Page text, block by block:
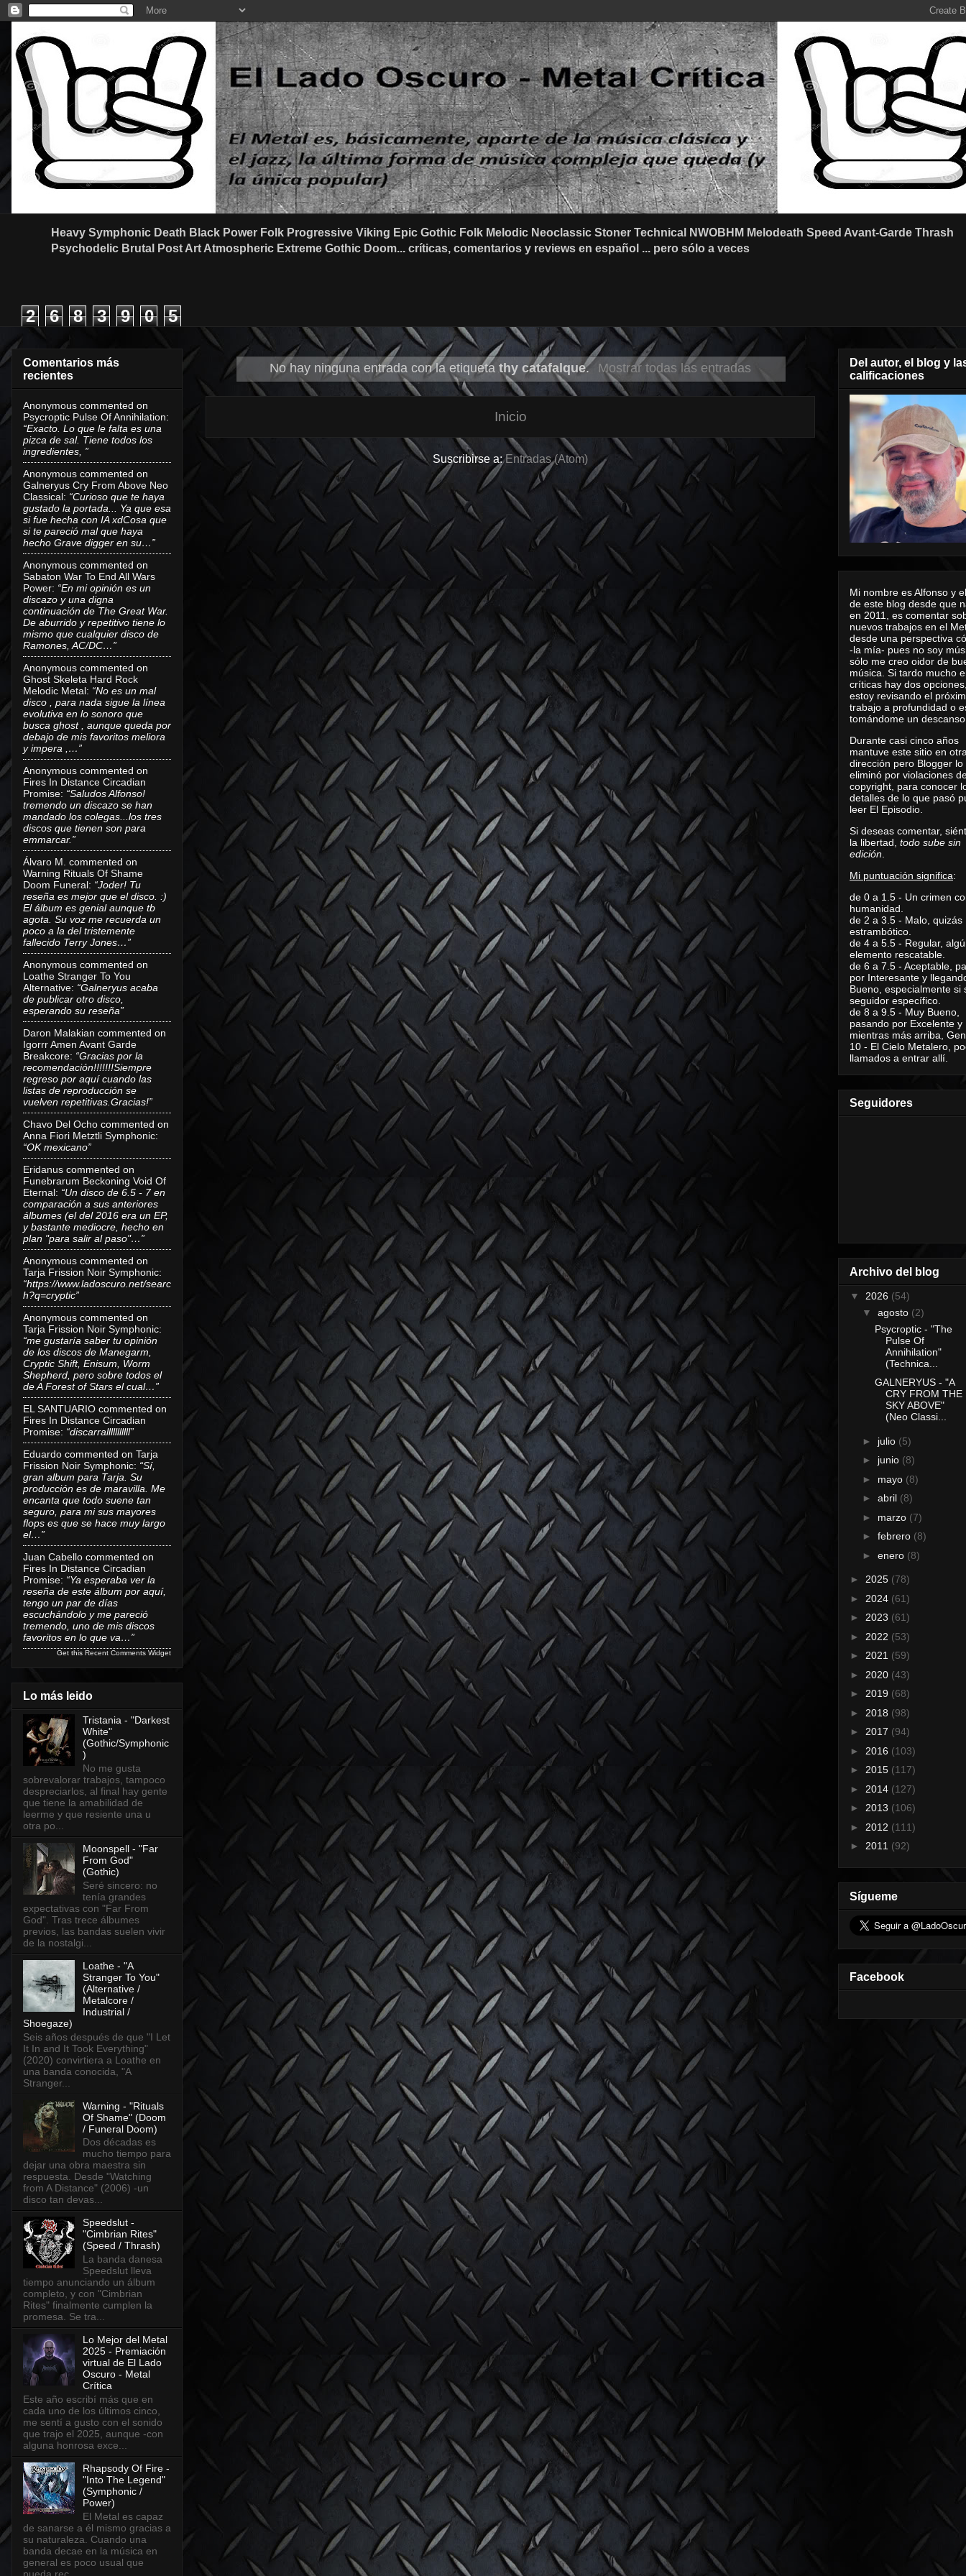
Heavy Symphonic Death Black Power Folk Progressive Viking Epic Gothic Folk Melodic Neoclassic Stoner Technical NWOBHM Melodeath Speed Avant-Garde Thrash
Psychodelic Brutal Post Art Atmospheric Extreme Gothic Doom... críticas, comentarios y reviews en español ... pero sólo a veces
2 6 8 3 9 0 5
No hay ninguna entrada con la etiqueta thy catafalque. Mostrar todas las entradas
Inicio
Suscribirse a:Entradas (Atom)
Comentarios más
recientes
Anonymous commented on
Psycroptic Pulse Of Annihilation:
“Exacto. Lo que le falta es una
pizca de sal. Tiene todos los
ingredientes, ”
Anonymous commented on
Galneryus Cry From Above Neo
Classical: “Curioso que te haya
gustado la portada... Ya que esa
si fue hecha con IA xdCosa que
si te pareció mal que haya
hecho Grave digger en su…”
Anonymous commented on
Sabaton War To End All Wars
Power: “En mi opinión es un
discazo y una digna
continuación de The Great War.
De aburrido y repetitivo tiene lo
mismo que cualquier disco de
Ramones, AC/DC…”
Anonymous commented on
Ghost Skeleta Hard Rock
Melodic Metal: “No es un mal
disco , para nada sigue la línea
evolutiva en lo sonoro que
busca ghost , aunque queda por
debajo de mis favoritos meliora
y impera ,…”
Anonymous commented on
Fires In Distance Circadian
Promise: “Saludos Alfonso!
tremendo un discazo se han
mandado los colegas...los tres
discos que tienen son para
emmarcar.”
Álvaro M. commented on
Warning Rituals Of Shame
Doom Funeral: “Joder! Tu
reseña es mejor que el disco. :)
El álbum es genial aunque tb
agota. Su voz me recuerda un
poco a la del tristemente
fallecido Terry Jones…”
Anonymous commented on
Loathe Stranger To You
Alternative: “Galneryus acaba
de publicar otro disco,
esperando su reseña”
Daron Malakian commented on
Igorrr Amen Avant Garde
Breakcore: “Gracias por la
recomendación!!!!!!!Siempre
regreso por aquí cuando las
listas de reproducción se
vuelven repetitivas.Gracias!”
Chavo Del Ocho commented on
Anna Fiori Metztli Symphonic:
“OK mexicano”
Eridanus commented on
Funebrarum Beckoning Void Of
Eternal: “Un disco de 6.5 - 7 en
comparación a sus anteriores
álbumes (el del 2016 era un EP,
y bastante mediocre, hecho en
plan "para salir al paso"…”
Anonymous commented on
Tarja Frission Noir Symphonic:
“https://www.ladoscuro.net/searc
h?q=cryptic”
Anonymous commented on
Tarja Frission Noir Symphonic:
“me gustaría saber tu opinión
de los discos de Manegarm,
Cryptic Shift, Enisum, Worm
Shepherd, pero sobre todos el
de A Forest of Stars el cual…”
EL SANTUARIO commented on
Fires In Distance Circadian
Promise: “discarralllllllllll”
Eduardo commented on Tarja
Frission Noir Symphonic: “Sí,
gran album para Tarja. Su
producción es de maravilla. Me
encanta que todo suene tan
seguro, para mi sus mayores
flops es que se hace muy largo
el…”
Juan Cabello commented on
Fires In Distance Circadian
Promise: “Ya esperaba ver la
reseña de este álbum por aquí,
tengo un par de días
escuchándolo y me pareció
tremendo, uno de mis discos
favoritos en lo que va…”
Get this Recent Comments Widget
Lo más leido
Tristania - "Darkest
White"
(Gothic/Symphonic
)
No me gusta
sobrevalorar trabajos, tampoco
despreciarlos, al final hay gente
que tiene la amabilidad de
leerme y que resiente una u
otra po...
Moonspell - "Far
From God"
(Gothic)
Seré sincero: no
tenía grandes
expectativas con "Far From
God". Tras trece álbumes
previos, las bandas suelen vivir
de la nostalgi...
Loathe - "A
Stranger To You"
(Alternative /
Metalcore /
Industrial /
Shoegaze)
Seis años después de que "I Let
It In and It Took Everything"
(2020) convirtiera a Loathe en
una banda conocida, "A
Stranger...
Warning - "Rituals
Of Shame" (Doom
/ Funeral Doom)
Dos décadas es
mucho tiempo para
dejar una obra maestra sin
respuesta. Desde "Watching
from A Distance" (2006) -un
disco tan devas...
Speedslut -
"Cimbrian Rites"
(Speed / Thrash)
La banda danesa
Speedslut lleva
tiempo anunciando un álbum
completo, y con "Cimbrian
Rites" finalmente cumplen la
promesa. Se tra...
Lo Mejor del Metal
2025 - Premiación
virtual de El Lado
Oscuro - Metal
Crítica
Este año escribí más que en
cada uno de los últimos cinco,
me sentí a gusto con el sonido
que trajo el 2025, aunque -con
alguna honrosa exce...
Rhapsody Of Fire -
"Into The Legend"
(Symphonic /
Power)
El Metal es capaz
de sanarse a él mismo gracias a
su naturaleza. Cuando una
banda decae en la música en
general es poco usual que
pueda rec...
Del autor, el blog y
calificaciones
Mi nombre es Alfonso y
de este blog desde que
en 2011, es comentar
nuevos trabajos en el
desde una perspectiva
-la mía- pues no soy
sólo me creo oidor de
música. Si tardo mucho
críticas hay dos
estoy revisando el
trabajo a profundidad o
tomándome un
Durante casi cinco años
mantuve este sitio en
dirección pero Blogger lo
eliminó por violaciones
copyright, para conocer
detalles de lo que pasó
leer El Episodio
Si deseas comentar,
la libertad, todo sube sin
edición
Mi puntuación significa:
de 0 a 1.5 - Un crimen
humanidad.
de 2 a 3.5 - Malo, quizás
estrambótico.
de 4 a 5.5 - Regular,
elemento rescatable.
de 6 a 7.5 - Aceptable,
por Interesante y
Bueno, especialmente si
seguidor específico.
de 8 a 9.5 - Muy Bueno,
pasando por Excelente y
mientras más arriba,
10 - El Cielo Metalero,
llamados a entrar allí.
Seguidores
Archivo del blog
▼ 2026 (54)
▼ agosto (2)
Psycroptic - "The
Pulse Of
Annihilation"
(Technica...
GALNERYUS - "A
CRY FROM THE
SKY ABOVE"
(Neo Classi...
► julio (5)
► junio (8)
► mayo (8)
► abril (8)
► marzo (7)
► febrero (8)
► enero (8)
► 2025 (78)
► 2024 (61)
► 2023 (61)
► 2022 (53)
► 2021 (59)
► 2020 (43)
► 2019 (68)
► 2018 (98)
► 2017 (94)
► 2016 (103)
► 2015 (117)
► 2014 (127)
► 2013 (106)
► 2012 (111)
► 2011 (92)
Sígueme
Facebook